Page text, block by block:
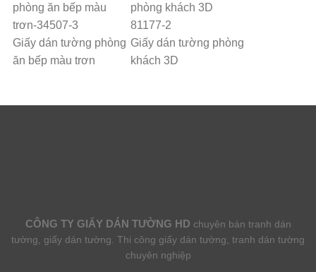
Giấy dán tường phòng
ăn bếp màu trơn
Giấy dán tường phòng
khách 3D
CÔNG TY GIẤY DÁN TƯỜNG HD chuyên bán tranh dán
tường, giấy dán tường. Thi công giấy dán tường, tranh dán tường
chuyên nghiệp